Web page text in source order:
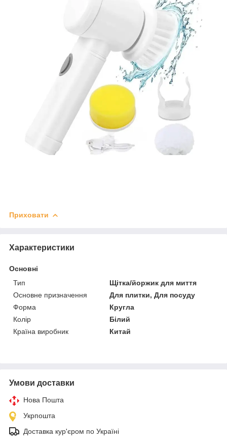
Приховати
Характеристики
Основні
Тип
Щітка/йоржик для миття
Основне призначення
Для плитки, Для посуду
Форма
Кругла
Колір
Білий
Країна виробник
Китай
Умови доставки
Нова Пошта
Укрпошта
Доставка кур'єром по Україні